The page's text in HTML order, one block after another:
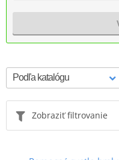
Zobraziť filtrovanie